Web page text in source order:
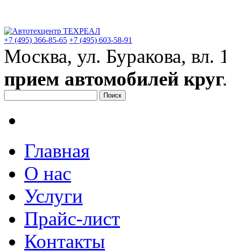
+7 (495) 366-85-65 +7 (495) 603-58-91
Москва, ул. Буракова, вл.
прием автомобилей
Главная
О нас
Услуги
Прайс-лист
Контакты